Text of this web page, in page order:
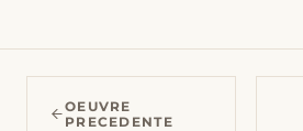
OEUVRE
PRECEDENTE